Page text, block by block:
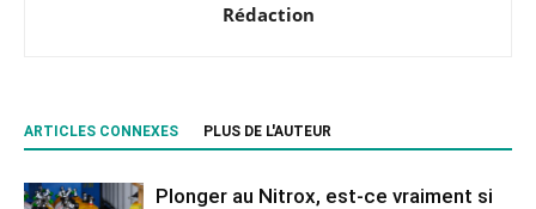
Rédaction
ARTICLES CONNEXES PLUS DE L'AUTEUR
Plonger au Nitrox, est-ce vraiment si